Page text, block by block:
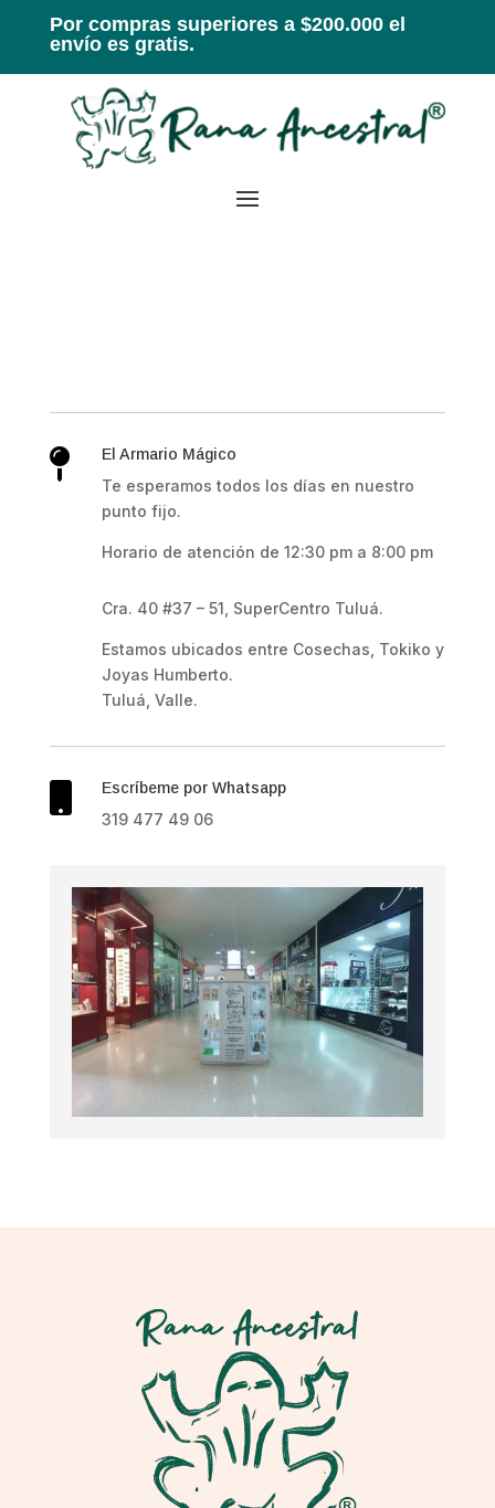
Por compras superiores a $200.000 el
envío es gratis.
 El Armario Mágico
Te esperamos todos los días en nuestro
punto fijo.
Horario de atención de 12:30 pm a 8:00 pm
Cra. 40 #37 – 51, SuperCentro Tuluá.
Estamos ubicados entre Cosechas, Tokiko y
Joyas Humberto.
Tuluá, Valle.
Escríbeme por Whatsapp
319 477 49 06